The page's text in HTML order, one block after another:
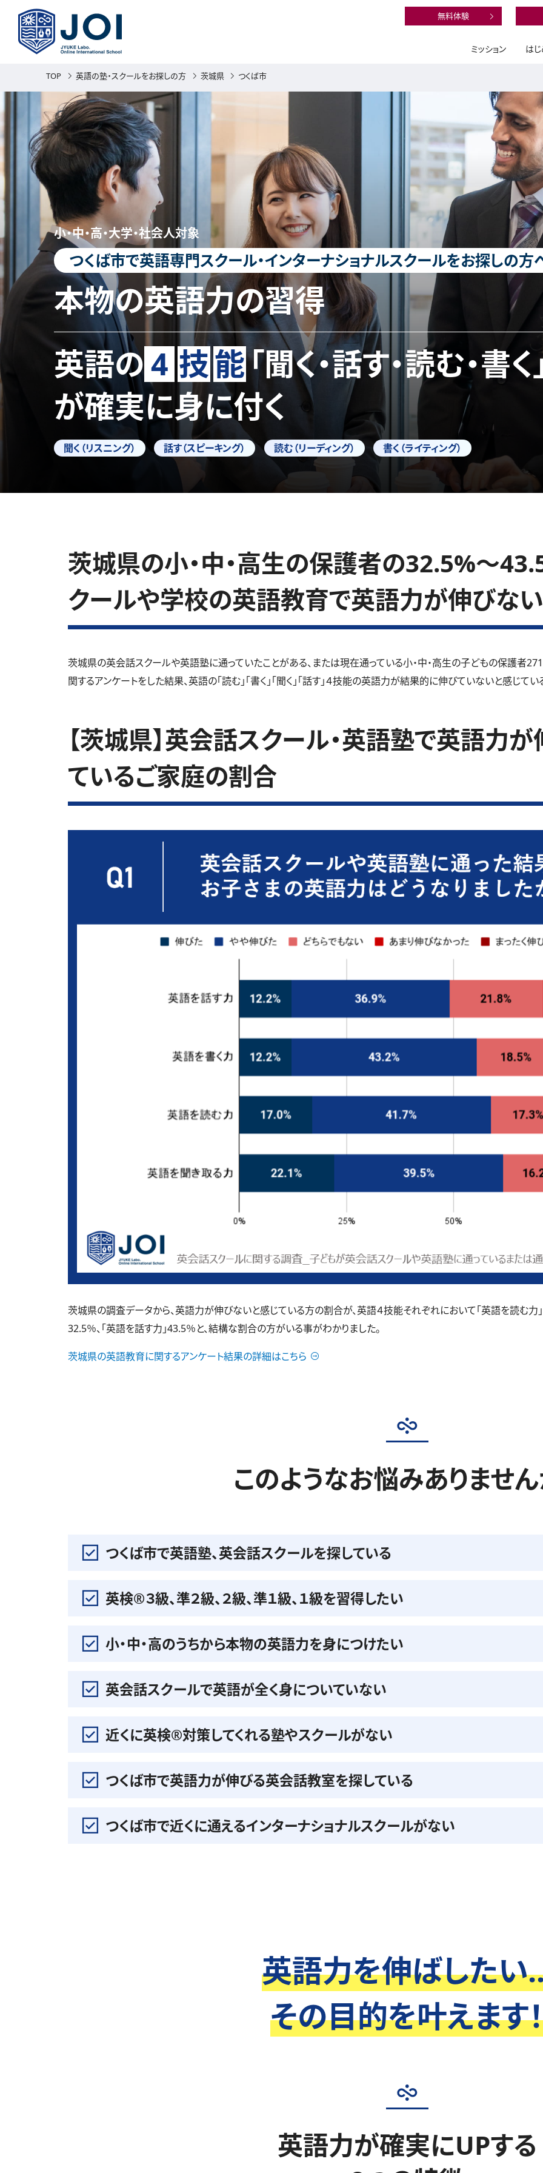
無料体験
ミッション は
TOP 英語の塾・スクールをお探しの方 茨城県 つくば市
小・中・高・大学・社会人対象
つくば市で英語専門スクール・インターナショナルスクールをお探しの方
本物の英語力の習得
英語の4 技能「聞く・話す・読む・書く
が確実に身に付く
聞く（リスニング） 話す（スピーキング） 読む（リーディング） 書く（ライティング）
茨城県の小・中・高生の保護者の32.5%～
クールや学校の英語教育で英語力が伸びな
茨城県の英会話スクールや英語塾に通っていたことがある、または現在通っている小・中・高生の子どもの保護者
関するアンケートをした結果、英語の「読む」「書く」「聞く」「話す」４技能の英語力が結果的に伸びていないと感じ
【茨城県】英会話スクール・英語塾で英語力
ているご家庭の割合
茨城県の調査データから、英語力が伸びないと感じている方の割合が、英語４技能それぞれにおいて「英語を読む力」
32.5％、「英語を話す力」43.5％と、結構な割合の方がいる事がわかりました。
茨城県の英語教育に関するアンケート結果の詳細はこちら
このようなお悩みありません
つくば市で英語塾、英会話スクールを探している
英検®️３級、準２級、２級、準１級、１級を習得したい
小・中・高のうちから本物の英語力を身につけたい
英会話スクールで英語が全く身についていない
近くに英検®️対策してくれる塾やスクールがない
つくば市で英語力が伸びる英会話教室を探している
つくば市で近くに通えるインターナショナルスクールがない
英語力を伸ばしたい
その目的を叶えます
英語力が確実にUPする